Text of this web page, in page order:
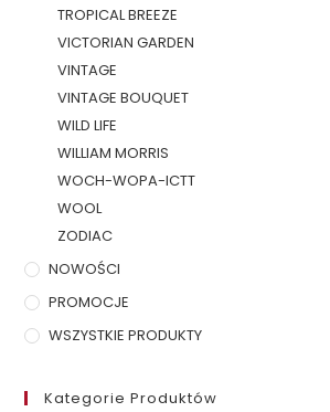
TROPICAL BREEZE
VICTORIAN GARDEN
VINTAGE
VINTAGE BOUQUET
WILD LIFE
WILLIAM MORRIS
WOCH-WOPA-ICTT
WOOL
ZODIAC
NOWOŚCI
PROMOCJE
WSZYSTKIE PRODUKTY
Kategorie Produktów